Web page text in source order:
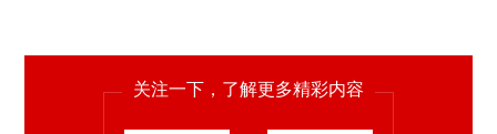
关注一下，了解更多精彩内容